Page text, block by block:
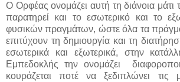
Ο Ορφέας ονομάζει αυτή τη διάνοια μάτι
παρατηρεί και το εσωτερικό και το
φυσικών πραγμάτων, ώστε όλα τα
επιτύχουν τη δημιουργία και τη
εσωτερικά και εξωτερικά, στην
Εμπεδοκλής την ονομάζει
κουράζεται ποτέ να ξεδιπλώνει τις